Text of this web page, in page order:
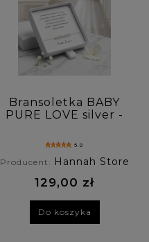
Bransoletka BABY
PURE LOVE silver -
5.0
Producent: Hannah Store
129,00 zł
Do koszyka